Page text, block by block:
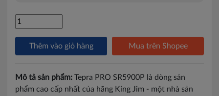
Thêm vào giỏ hàng Mua trên Shopee
Mô tả sản phẩm: Tepra PRO SR5900P là dòng sản
phẩm cao cấp nhất của hãng King Jim - một nhà sản